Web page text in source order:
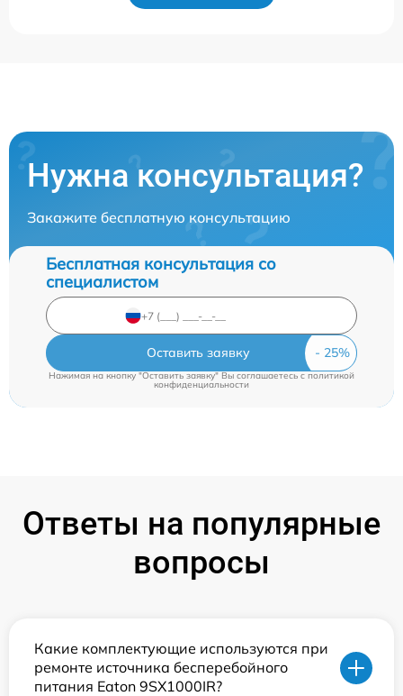
Нужна консультация?
Закажите бесплатную консультацию
Бесплатная консультация со
специалистом
Оставить заявку
Нажимая на кнопку "Оставить заявку" Вы соглашаетесь cполитикой
конфиденциальности
Ответы на популярные
вопросы
Какие комплектующие используются при
ремонте источника бесперебойного
питания Eaton 9SX1000IR?